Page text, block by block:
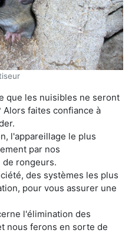
que les nuisibles ne seront
faites confiance à
l'appareillage le plus
par nos
rongeurs.
des systèmes les plus
pour vous assurer une
l'élimination des
nous ferons en sorte de